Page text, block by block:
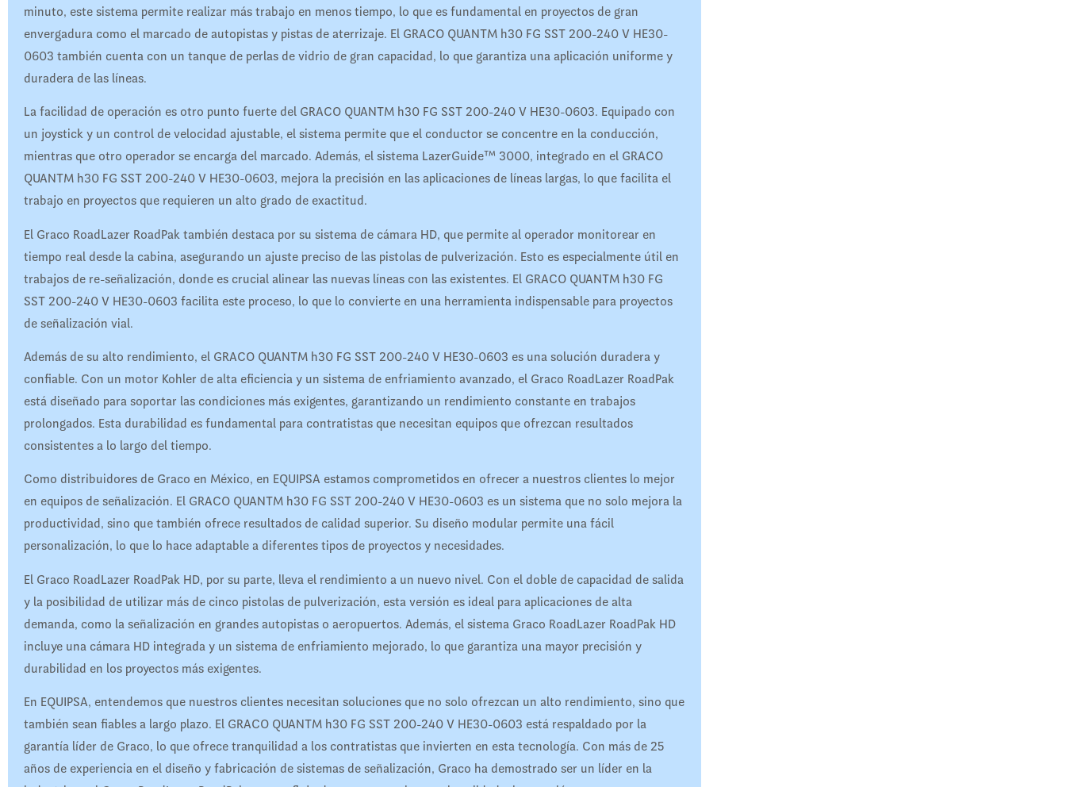
minuto, este sistema permite realizar más trabajo en menos tiempo, lo que es fundamental en proyectos de gran
envergadura como el marcado de autopistas y pistas de aterrizaje. El GRACO QUANTM h30 FG SST 200-240 V HE30-
0603 también cuenta con un tanque de perlas de vidrio de gran capacidad, lo que garantiza una aplicación uniforme y
duradera de las líneas.
La facilidad de operación es otro punto fuerte del GRACO QUANTM h30 FG SST 200-240 V HE30-0603. Equipado con
un joystick y un control de velocidad ajustable, el sistema permite que el conductor se concentre en la conducción,
mientras que otro operador se encarga del marcado. Además, el sistema LazerGuide™ 3000, integrado en el GRACO
QUANTM h30 FG SST 200-240 V HE30-0603, mejora la precisión en las aplicaciones de líneas largas, lo que facilita el
trabajo en proyectos que requieren un alto grado de exactitud.
El Graco RoadLazer RoadPak también destaca por su sistema de cámara HD, que permite al operador monitorear en
tiempo real desde la cabina, asegurando un ajuste preciso de las pistolas de pulverización. Esto es especialmente útil en
trabajos de re-señalización, donde es crucial alinear las nuevas líneas con las existentes. El GRACO QUANTM h30 FG
SST 200-240 V HE30-0603 facilita este proceso, lo que lo convierte en una herramienta indispensable para proyectos
de señalización vial.
Además de su alto rendimiento, el GRACO QUANTM h30 FG SST 200-240 V HE30-0603 es una solución duradera y
confiable. Con un motor Kohler de alta eficiencia y un sistema de enfriamiento avanzado, el Graco RoadLazer RoadPak
está diseñado para soportar las condiciones más exigentes, garantizando un rendimiento constante en trabajos
prolongados. Esta durabilidad es fundamental para contratistas que necesitan equipos que ofrezcan resultados
consistentes a lo largo del tiempo.
Como distribuidores de Graco en México, en EQUIPSA estamos comprometidos en ofrecer a nuestros clientes lo mejor
en equipos de señalización. El GRACO QUANTM h30 FG SST 200-240 V HE30-0603 es un sistema que no solo mejora la
productividad, sino que también ofrece resultados de calidad superior. Su diseño modular permite una fácil
personalización, lo que lo hace adaptable a diferentes tipos de proyectos y necesidades.
El Graco RoadLazer RoadPak HD, por su parte, lleva el rendimiento a un nuevo nivel. Con el doble de capacidad de salida
y la posibilidad de utilizar más de cinco pistolas de pulverización, esta versión es ideal para aplicaciones de alta
demanda, como la señalización en grandes autopistas o aeropuertos. Además, el sistema Graco RoadLazer RoadPak HD
incluye una cámara HD integrada y un sistema de enfriamiento mejorado, lo que garantiza una mayor precisión y
durabilidad en los proyectos más exigentes.
En EQUIPSA, entendemos que nuestros clientes necesitan soluciones que no solo ofrezcan un alto rendimiento, sino que
también sean fiables a largo plazo. El GRACO QUANTM h30 FG SST 200-240 V HE30-0603 está respaldado por la
garantía líder de Graco, lo que ofrece tranquilidad a los contratistas que invierten en esta tecnología. Con más de 25
años de experiencia en el diseño y fabricación de sistemas de señalización, Graco ha demostrado ser un líder en la